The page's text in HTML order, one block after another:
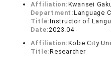
Affiliation:Kwansei
Department:Language
Title:Instructor of
Date:2023.04 -
Affiliation:Kobe City
Title:Researcher